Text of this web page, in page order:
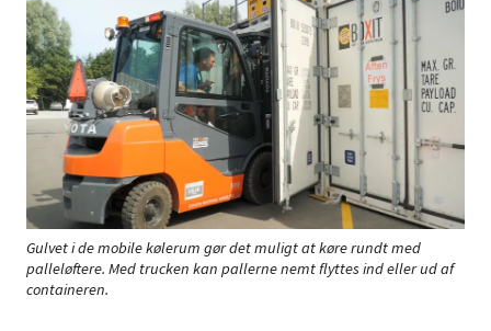
Gulvet i de mobile kølerum gør det muligt at køre rundt med
palleløftere. Med trucken kan pallerne nemt flyttes ind eller ud af
containeren.